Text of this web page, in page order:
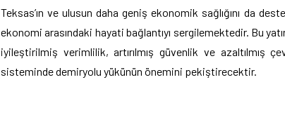
Teksas’ın ve ulusun daha geniş ekonomik sağlığını da
ekonomi arasındaki hayati bağlantıyı sergilemektedir. Bu
iyileştirilmiş verimlilik, artırılmış güvenlik ve azaltılmış
sisteminde demiryolu yükünün önemini pekiştirecektir.